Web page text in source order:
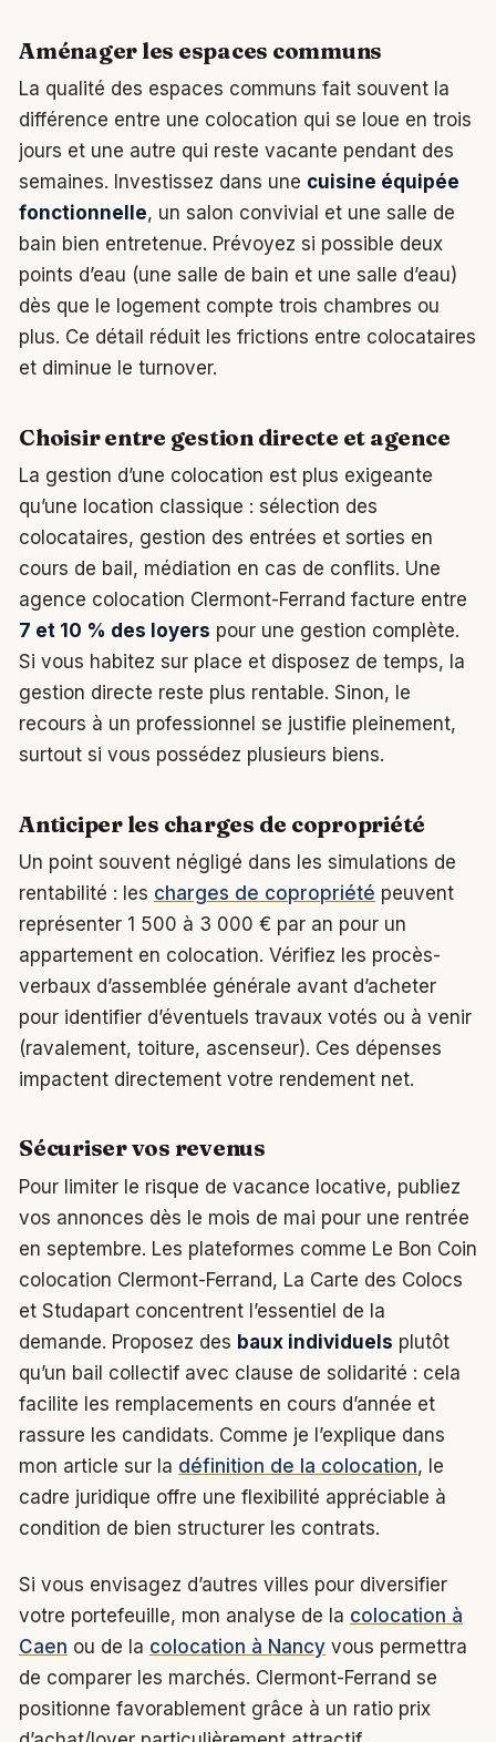
Aménager les espaces communs
La qualité des espaces communs fait souvent la
différence entre une colocation qui se loue en trois
jours et une autre qui reste vacante pendant des
semaines. Investissez dans une cuisine équipée
fonctionnelle, un salon convivial et une salle de
bain bien entretenue. Prévoyez si possible deux
points d’eau (une salle de bain et une salle d’eau)
dès que le logement compte trois chambres ou
plus. Ce détail réduit les frictions entre colocataires
et diminue le turnover.
Choisir entre gestion directe et agence
La gestion d’une colocation est plus exigeante
qu’une location classique : sélection des
colocataires, gestion des entrées et sorties en
cours de bail, médiation en cas de conflits. Une
agence colocation Clermont-Ferrand facture entre
7 et 10 % des loyers pour une gestion complète.
Si vous habitez sur place et disposez de temps, la
gestion directe reste plus rentable. Sinon, le
recours à un professionnel se justifie pleinement,
surtout si vous possédez plusieurs biens.
Anticiper les charges de copropriété
Un point souvent négligé dans les simulations de
rentabilité : les charges de copropriété peuvent
représenter 1 500 à 3 000 € par an pour un
appartement en colocation. Vérifiez les procès-
verbaux d’assemblée générale avant d’acheter
pour identifier d’éventuels travaux votés ou à venir
(ravalement, toiture, ascenseur). Ces dépenses
impactent directement votre rendement net.
Sécuriser vos revenus
Pour limiter le risque de vacance locative, publiez
vos annonces dès le mois de mai pour une rentrée
en septembre. Les plateformes comme Le Bon Coin
colocation Clermont-Ferrand, La Carte des Colocs
et Studapart concentrent l’essentiel de la
demande. Proposez des baux individuels plutôt
qu’un bail collectif avec clause de solidarité : cela
facilite les remplacements en cours d’année et
rassure les candidats. Comme je l’explique dans
mon article sur la définition de la colocation, le
cadre juridique offre une flexibilité appréciable à
condition de bien structurer les contrats.
Si vous envisagez d’autres villes pour diversifier
votre portefeuille, mon analyse de la colocation à
Caen ou de la colocation à Nancy vous permettra
de comparer les marchés. Clermont-Ferrand se
positionne favorablement grâce à un ratio prix